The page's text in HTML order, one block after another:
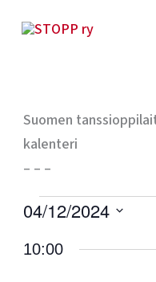
sisältöön
Suomen
kalenteri
– – –
for
4.12.2024
04/12/2024
päivä.
10:00